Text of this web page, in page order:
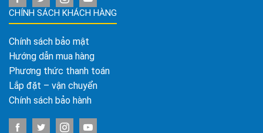
CHÍNH SÁCH KHÁCH HÀNG
Chính sách bảo mật
Hướng dẫn mua hàng
Phương thức thanh toán
Lắp đặt – vận chuyển
Chính sách bảo hành